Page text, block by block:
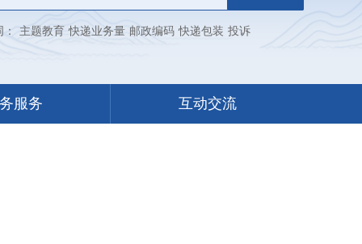
主题教育 快递业务量 邮政编码 快递包装 投诉
服务 互动交流